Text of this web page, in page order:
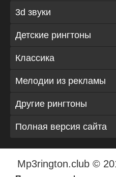
3d звуки
Детские рингтоны
Классика
Мелодии из рекламы
Другие рингтоны
Полная версия сайта
Mp3rington.club ©